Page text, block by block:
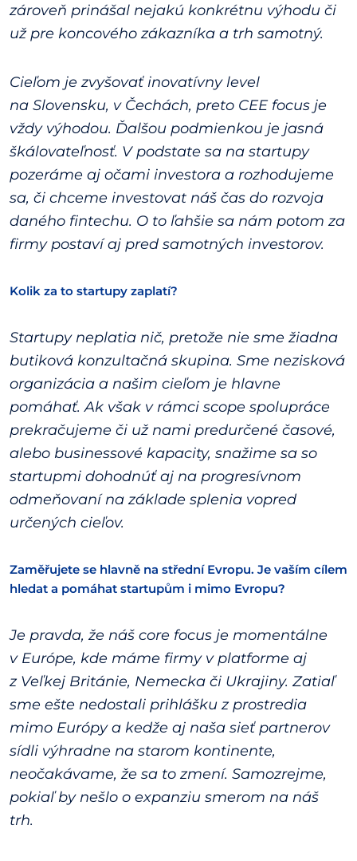
zároveň prinášal nejakú konkrétnu výhodu či
už pre koncového zákazníka a trh samotný.
Cieľom je zvyšovať inovatívny level
na Slovensku, v Čechách, preto CEE focus je
vždy výhodou. Ďalšou podmienkou je jasná
škálovateľnosť. V podstate sa na startupy
pozeráme aj očami investora a rozhodujeme
sa, či chceme investovat náš čas do rozvoja
daného fintechu. O to ľahšie sa nám potom za
firmy postaví aj pred samotných investorov.
Kolik za to startupy zaplatí?
Startupy neplatia nič, pretože nie sme žiadna
butiková konzultačná skupina. Sme nezisková
organizácia a našim cieľom je hlavne
pomáhať. Ak však v rámci scope spolupráce
prekračujeme či už nami predurčené časové,
alebo businessové kapacity, snažime sa so
startupmi dohodnúť aj na progresívnom
odmeňovaní na základe splenia vopred
určených cieľov.
Zaměřujete se hlavně na střední Evropu. Je vaším cílem
hledat a pomáhat startupům i mimo Evropu?
Je pravda, že náš core focus je momentálne
v Európe, kde máme firmy v platforme aj
z Veľkej Británie, Nemecka či Ukrajiny. Zatiaľ
sme ešte nedostali prihlášku z prostredia
mimo Európy a kedže aj naša sieť partnerov
sídli výhradne na starom kontinente,
neočakávame, že sa to zmení. Samozrejme,
pokiaľ by nešlo o expanziu smerom na náš
trh.